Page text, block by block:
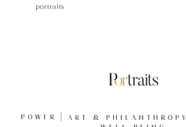
portraits
POWER ART & PHILANTHROPY